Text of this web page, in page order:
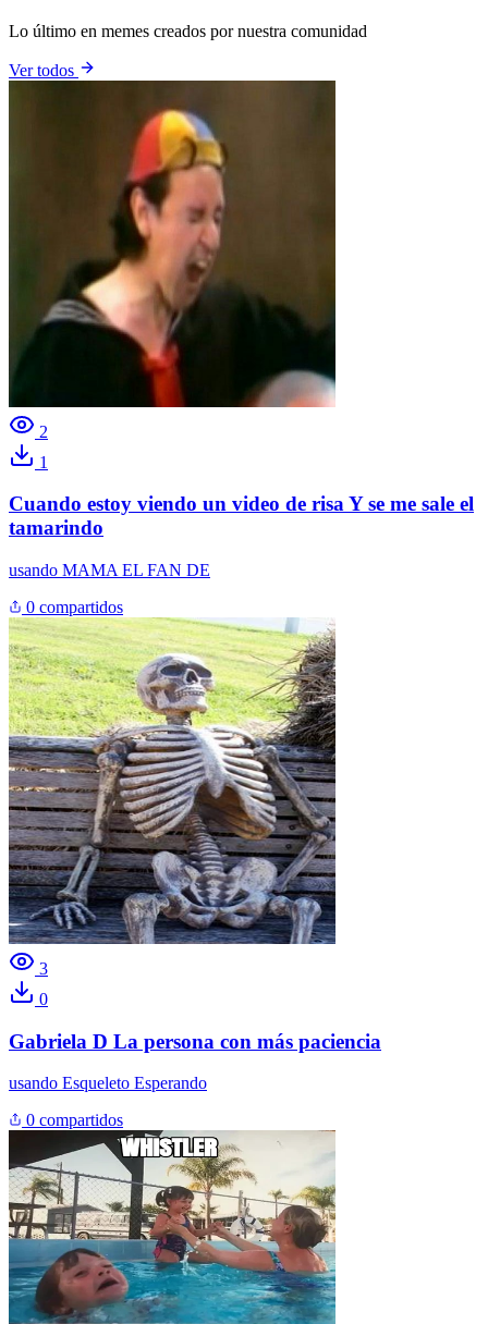
Lo último en memes creados por nuestra comunidad
Ver todos
2
1
Cuando estoy viendo un video de risa Y se me sale el
tamarindo
usando MAMA EL FAN DE
0 compartidos
3
0
Gabriela D La persona con más paciencia
usando Esqueleto Esperando
0 compartidos